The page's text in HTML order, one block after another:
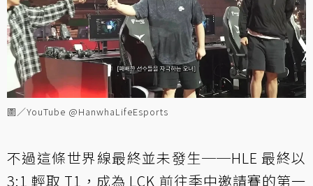
圖／YouTube @HanwhaLifeEsports
不過這條世界線最終並未發生──HLE 最終以
3:1 輕取 T1，成為 LCK 前往季中邀請賽的第一